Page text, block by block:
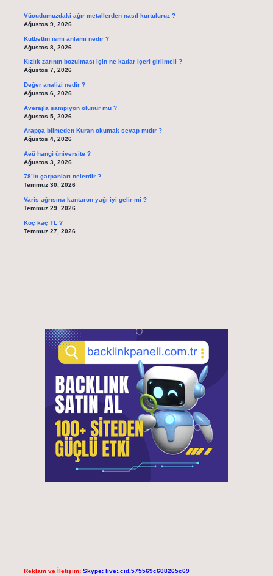
Vücudumuzdaki ağır metallerden nasıl kurtuluruz ?
Ağustos 9, 2026
Kutbettin ismi anlamı nedir ?
Ağustos 8, 2026
Kızlık zarının bozulması için ne kadar içeri girilmeli ?
Ağustos 7, 2026
Değer analizi nedir ?
Ağustos 6, 2026
Averajla şampiyon olunur mu ?
Ağustos 5, 2026
Arapça bilmeden Kuran okumak sevap mıdır ?
Ağustos 4, 2026
Aeü hangi üniversite ?
Ağustos 3, 2026
78’in çarpanları nelerdir ?
Temmuz 30, 2026
Varis ağrısına kantaron yağı iyi gelir mi ?
Temmuz 29, 2026
Koç kaç TL ?
Temmuz 27, 2026
Reklam ve İletişim: Skype: live:.cid.575569c608265c69